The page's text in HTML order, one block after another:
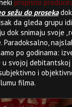
propisno
sežu do proseka
da gleda grupu
dok snimaju svoje
Paradoksalno,
po godinama:
svojoj
i
filma.